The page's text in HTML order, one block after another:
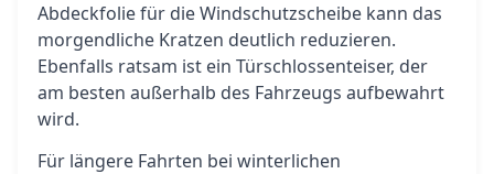
Abdeckfolie für die Windschutzscheibe kann das
morgendliche Kratzen deutlich reduzieren.
Ebenfalls ratsam ist ein Türschlossenteiser, der
am besten außerhalb des Fahrzeugs aufbewahrt
wird.
Für längere Fahrten bei winterlichen